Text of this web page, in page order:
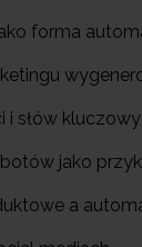
forma
i słów
jako
a